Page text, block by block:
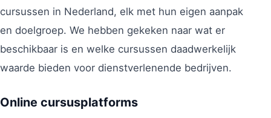
cursussen in Nederland, elk met hun eigen aanpak
en doelgroep. We hebben gekeken naar wat er
beschikbaar is en welke cursussen daadwerkelijk
waarde bieden voor dienstverlenende bedrijven.
Online cursusplatforms